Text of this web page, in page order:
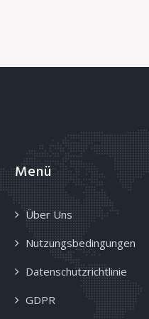
Menü
Über Uns
Nutzungsbedingungen
Datenschutzrichtlinie
GDPR